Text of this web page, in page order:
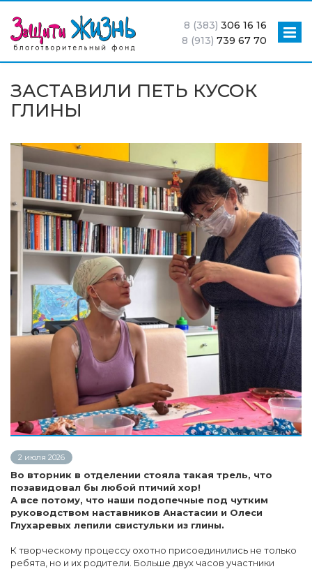
8 (383) 306 16 16
8 (913) 739 67 70
ЗАСТАВИЛИ ПЕТЬ КУСОК
ГЛИНЫ
2 июля 2026
Во вторник в отделении стояла такая трель, что
позавидовал бы любой птичий хор!
А все потому, что наши подопечные под чутким
руководством наставников Анастасии и Олеси
Глухаревых лепили свистульки из глины.
К творческому процессу охотно присоединились не только
ребята, но и их родители. Больше двух часов участники